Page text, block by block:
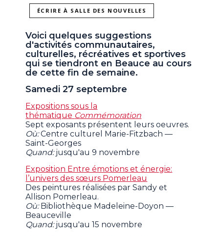
ÉCRIRE À SALLE DES NOUVELLES
Voici quelques suggestions
d'activités communautaires,
culturelles, récréatives et sportives
qui se tiendront en Beauce au cours
de cette fin de semaine.
Samedi 27 septembre
Expositions sous la
thématique Commémoration
Sept exposants présentent leurs oeuvres.
Où:Centre culturel Marie-Fitzbach —
Saint-Georges
Quand:jusqu'au 9 novembre
Exposition Entre émotions et énergie:
l’univers des sœurs Pomerleau
Des peintures réalisées par Sandy et
Allison Pomerleau.
Où:Bibliothèque Madeleine-Doyon —
Beauceville
Quand:jusqu'au 15 novembre